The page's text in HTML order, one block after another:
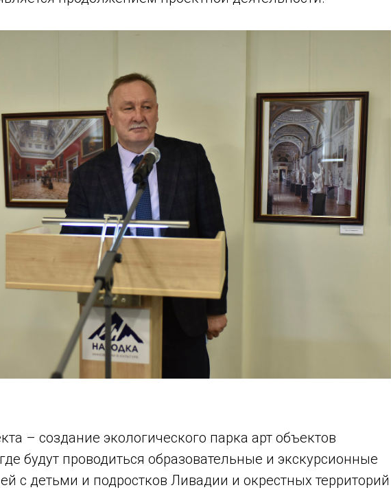
– создание экологического парка арт объектов
будут проводиться образовательные и экскурсионные
с детьми и подростков Ливадии и окрестных территорий